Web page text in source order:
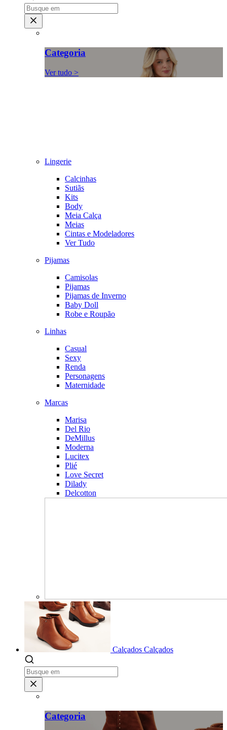
Categoria
Ver tudo >
Lingerie
Calcinhas
Sutiãs
Kits
Body
Meia Calça
Meias
Cintas e Modeladores
Ver Tudo
Pijamas
Camisolas
Pijamas
Pijamas de Inverno
Baby Doll
Robe e Roupão
Linhas
Casual
Sexy
Renda
Personagens
Maternidade
Marcas
Marisa
Del Rio
DeMillus
Moderna
Lucitex
Plié
Love Secret
Dilady
Delcotton
Calçados Calçados
Categoria